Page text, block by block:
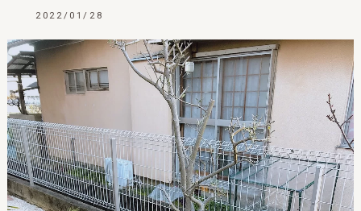
2022/01/28